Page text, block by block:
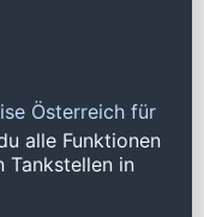
Österreich für
alle Funktionen
Tankstellen in